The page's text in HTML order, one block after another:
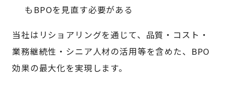
もBPOを見直す必要がある
当社はリショアリングを通じて、品質・コスト・
業務継続性・シニア人材の活用等を含めた、BPO
効果の最大化を実現します。